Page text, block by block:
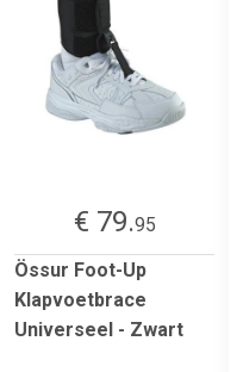
€ 79.95
Össur Foot-Up
Klapvoetbrace
Universeel - Zwart